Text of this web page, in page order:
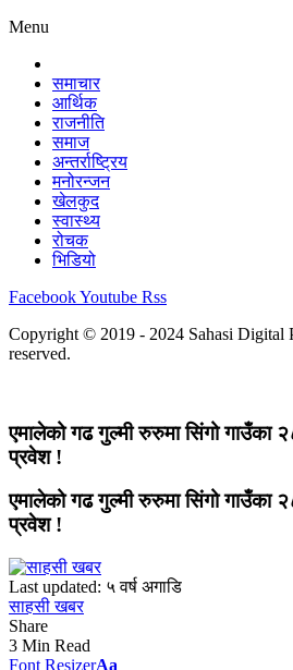
Menu
समाचार
आर्थिक
राजनीति
समाज
अन्तर्राष्ट्रिय
मनोरन्जन
खेलकुद
स्वास्थ्य
रोचक
भिडियो
FacebookYoutube Rss
Copyright © 2019 - 2024 Sahasi Digital
reserved.
एमालेको गढ गुल्मी रुरुमा सिंगो गाउँका
प्रवेश !
एमालेको गढ गुल्मी रुरुमा सिंगो गाउँका
प्रवेश !
Last updated: ५ वर्ष अगाडि
साहसी खबर
Share
3 Min Read
Font ResizerAa